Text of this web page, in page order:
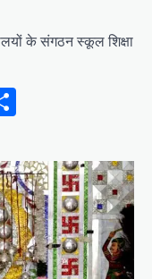
के संगठन स्कूल शिक्षा